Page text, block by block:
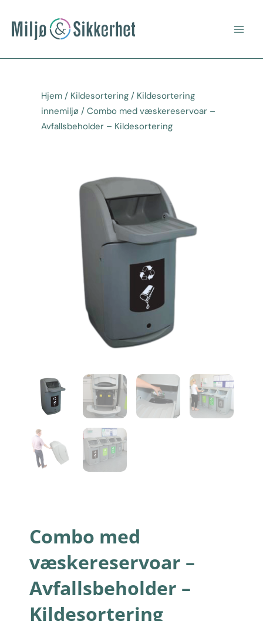
rett
Hjem / Kildesortering / Kildesortering
innemiljø / Combo med væskereservoar –
Avfallsbeholder – Kildesortering
Combo med
væskereservoar –
Avfallsbeholder –
Kildesortering